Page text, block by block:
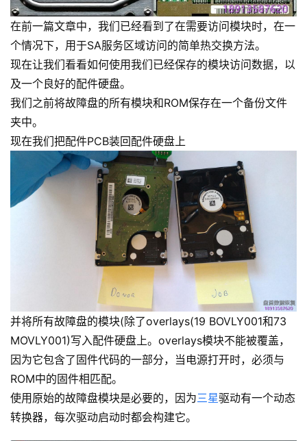
在前一篇文章中，我们已经看到了在需要访问模块时，在一
个情况下，用于SA服务区域访问的简单热交换方法。
现在让我们看看如何使用我们已经保存的模块访问数据，以
及一个良好的配件硬盘。
我们之前将故障盘的所有模块和ROM保存在一个备份文件
夹中。
现在我们把配件PCB装回配件硬盘上
并将所有故障盘的模块(除了overlays(19 BOVLY001和73
MOVLY001)写入配件硬盘上。overlays模块不能被覆盖，
因为它包含了固件代码的一部分，当电源打开时，必须与
ROM中的固件相匹配。
使用原始的故障盘模块是必要的，因为三星驱动有一个动态
转换器，每次驱动启动时都会构建它。